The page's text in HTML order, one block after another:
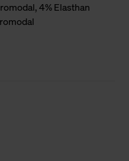
4% Elasthan